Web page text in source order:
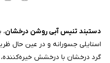
دستبند تنیس آبی روشن درخشان،
استایلی جسورانه و در عین حال
گرد درخشان با درخشش